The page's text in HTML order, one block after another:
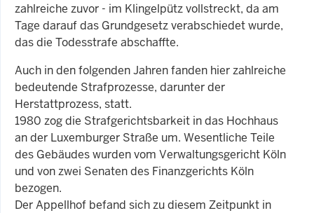
zahlreiche zuvor - im Klingelpütz vollstreckt, da am
Tage darauf das Grundgesetz verabschiedet wurde,
das die Todesstrafe abschaffte.
Auch in den folgenden Jahren fanden hier zahlreiche
bedeutende Strafprozesse, darunter der
Herstattprozess, statt.
1980 zog die Strafgerichtsbarkeit in das Hochhaus
an der Luxemburger Straße um. Wesentliche Teile
des Gebäudes wurden vom Verwaltungsgericht Köln
und von zwei Senaten des Finanzgerichts Köln
bezogen.
Der Appellhof befand sich zu diesem Zeitpunkt in